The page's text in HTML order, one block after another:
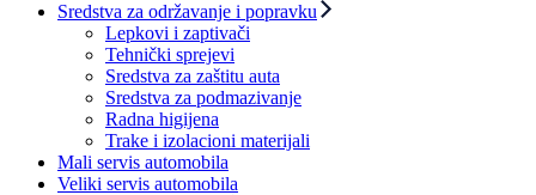
Sredstva za održavanje i popravku
Lepkovi i zaptivači
Tehnički sprejevi
Sredstva za zaštitu auta
Sredstva za podmazivanje
Radna higijena
Trake i izolacioni materijali
Mali servis automobila
Veliki servis automobila